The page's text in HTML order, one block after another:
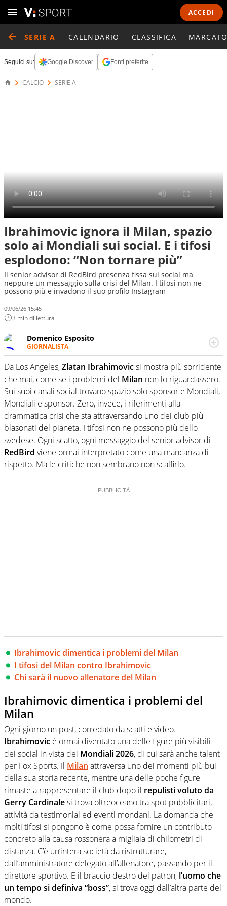
ACCEDI
SERIE A CALENDARIO CLASSIFICA
Seguici su: Google Discover Fonti preferite
CALCIO SERIE A
Ibrahimovic ignora il Milan, spazio
solo ai Mondiali sui social. E i tifosi
esplodono: “Non tornare più”
Il senior advisor di RedBird presenza fissa sui social ma
neppure un messaggio sulla crisi del Milan. I tifosi non ne
possono più e invadono il suo profilo Instagram
09/06/26 15:45
3 min di lettura
Domenico Esposito
GIORNALISTA
Da vent’anni in campo e sul campo per vivere ogni evento
in tutte le sue sfaccettature. Passione smisurata per il
calcio e per la sfera di cuoio. Il pallone è una cosa
serissima, guai a dirgli di no
Da Los Angeles,Zlatan Ibrahimovicsi mostra più sorridente
che mai, come se i problemi del Milan non lo riguardassero.
Sui suoi canali social trovano spazio solo sponsor e Mondiali,
Mondiali e sponsor. Zero, invece, i riferimenti alla
drammatica crisi che sta attraversando uno dei club più
blasonati del pianeta. I tifosi non ne possono più dello
svedese. Ogni scatto, ogni messaggio del senior advisor di
RedBird viene ormai interpretato come una mancanza di
rispetto. Ma le critiche non sembrano non scalfirlo.
Ibrahimovic dimentica i problemi del Milan
I tifosi del Milan contro Ibrahimovic
Chi sarà il nuovo allenatore del Milan
Ibrahimovic dimentica i problemi del
Milan
Ogni giorno un post, corredato da scatti e video.
Ibrahimovic è ormai diventato una delle figure più visibili
dei social in vista dei Mondiali 2026, di cui sarà anche talent
per Fox Sports. Il Milan attraversa uno dei momenti più bui
della sua storia recente, mentre una delle poche figure
rimaste a rappresentare il club dopo il repulisti voluto da
Gerry Cardinalesi trova oltreoceano tra spot pubblicitari,
attività da testimonial ed eventi mondani. La domanda che
molti tifosi si pongono è come possa fornire un contributo
concreto alla causa rossonera a migliaia di chilometri di
distanza. C’è un’intera società da ristrutturare,
dall’amministratore delegato all’allenatore, passando per il
direttore sportivo. E il braccio destro del patron, l’uomo che
un tempo si definiva “boss”, si trova oggi dall’altra parte del
mondo.